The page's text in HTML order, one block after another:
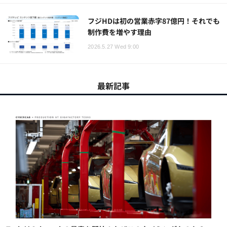
フジHDは初の営業赤字87億円！それでも
制作費を増やす理由
2026.5.27 Wed 9:00
最新記事